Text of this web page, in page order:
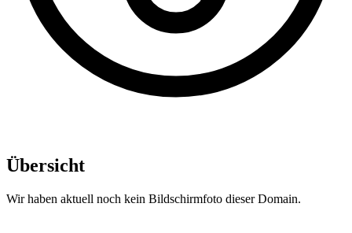
Übersicht
Wir haben aktuell noch kein Bildschirmfoto dieser Domain.